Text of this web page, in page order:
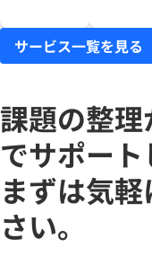
サービス一覧を見る
課題の整
でサポート
まずは気
さい。